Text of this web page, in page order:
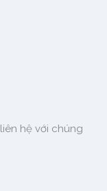
hệ với chúng